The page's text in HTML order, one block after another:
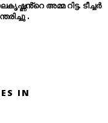
അമ്മ റിട്ട. ടീച്ചർ
.
IN